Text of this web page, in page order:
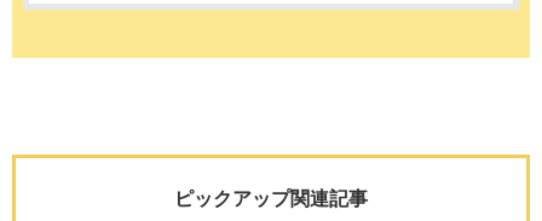
ピックアップ関連記事